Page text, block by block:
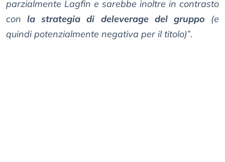
parzialmente Lagfin e sarebbe inoltre in contrasto
conla strategia di deleverage del gruppo (e
quindi potenzialmente negativa per il titolo)”.